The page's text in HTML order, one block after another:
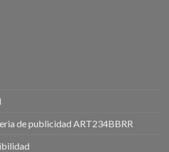
de publicidad ART234BBRR